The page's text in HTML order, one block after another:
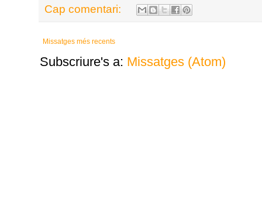
Cap comentari:
Missatges més recents
Subscriure's a: Missatges (Atom)